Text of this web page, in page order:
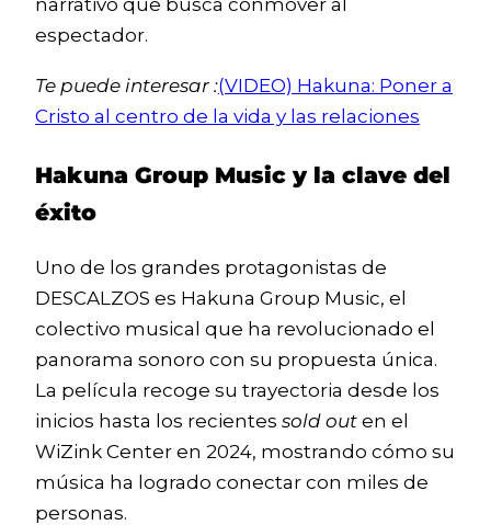
espectador.
Te puede interesar :(VIDEO) Hakuna: Poner a
Cristo al centro de la vida y las relaciones
Hakuna Group Music y la clave del
éxito
Uno de los grandes protagonistas de
DESCALZOS es Hakuna Group Music, el
colectivo musical que ha revolucionado el
panorama sonoro con su propuesta única.
La película recoge su trayectoria desde los
inicios hasta los recientes sold out en el
WiZink Center en 2024, mostrando cómo su
música ha logrado conectar con miles de
personas.